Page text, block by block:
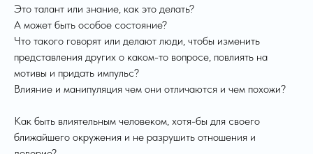
Это талант или знание, как это делать?
А может быть особое состояние?
Что такого говорят или делают люди, чтобы изменить
представления других о каком-то вопросе, повлиять на
мотивы и придать импульс?
Влияние и манипуляция чем они отличаются и чем похожи?
Как быть влиятельным человеком, хотя-бы для своего
ближайшего окружения и не разрушить отношения и